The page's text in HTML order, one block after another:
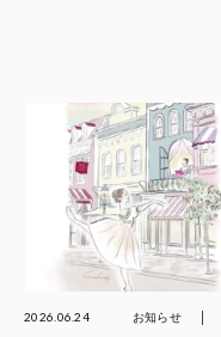
2026.06.24 お知らせ